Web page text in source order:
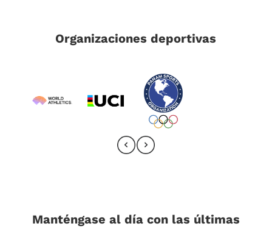
Organizaciones deportivas
Manténgase al día con las últimas